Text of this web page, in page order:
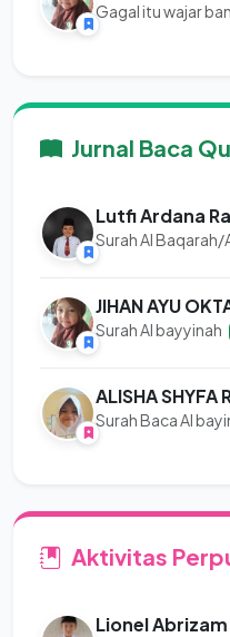
Gagal itu wajar
Jurnal Baca
Lutfi Ardana
Surah Al Baqarah/
JIHAN AYU
Surah Al bayyinah
ALISHA SHYFA
Surah Baca Al
Aktivitas
Lionel